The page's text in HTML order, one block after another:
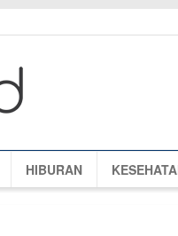
HIBURAN